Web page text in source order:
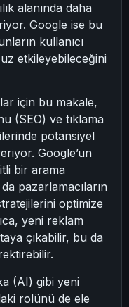
alanında daha
Google ise bu
kullanıcı
etkileyebileceğini
için bu makale,
(SEO) ve tıklama
potansiyel
Google’un
bir arama
pazarlamacıların
optimize
yeni reklam
çıkabilir, bu da
(AI) gibi yeni
rolünü de ele